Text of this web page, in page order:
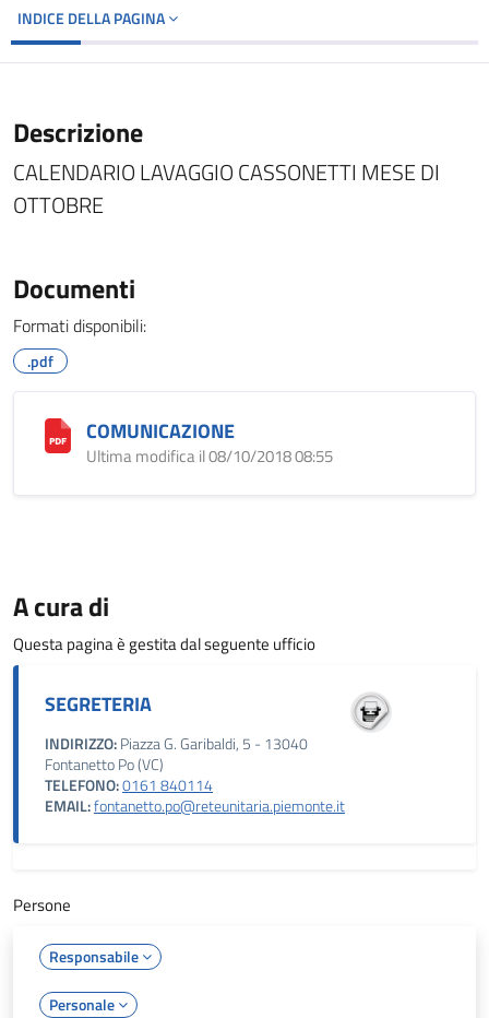
INDICE DELLA PAGINA
Descrizione
CALENDARIO LAVAGGIO CASSONETTI MESE DI
OTTOBRE
Documenti
Formati disponibili:
.pdf
COMUNICAZIONE
Ultima modifica il 08/10/2018 08:55
A cura di
Questa pagina è gestita dal seguente ufficio
SEGRETERIA
INDIRIZZO:Piazza G. Garibaldi, 5 - 13040
Fontanetto Po (VC)
TELEFONO:0161 840114
EMAIL:fontanetto.po@reteunitaria.piemonte.it
Persone
Responsabile
Personale